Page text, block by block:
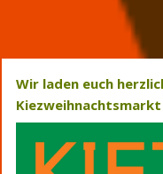
Wir laden euch